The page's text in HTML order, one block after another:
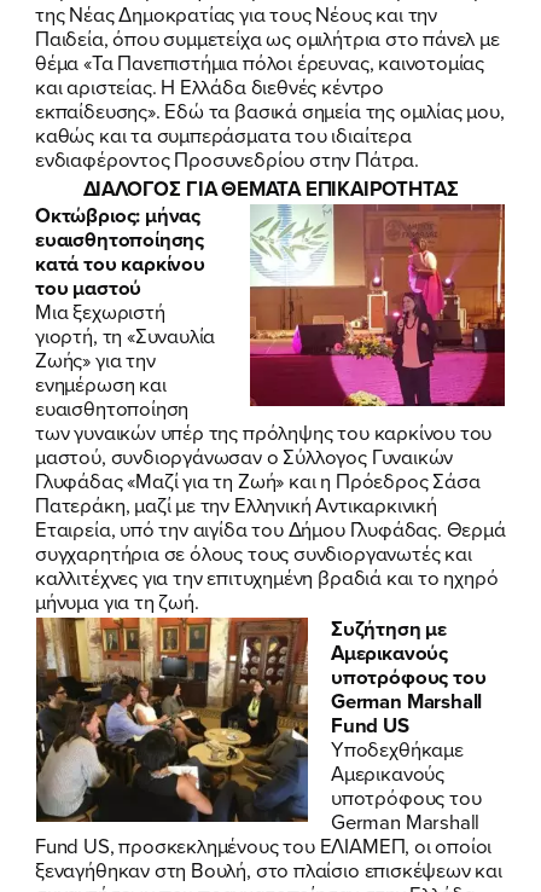
της Νέας Δημοκρατίας για τους Νέους και την
Παιδεία, όπου συμμετείχα ως ομιλήτρια στο πάνελ με
θέμα «Τα Πανεπιστήμια πόλοι έρευνας, καινοτομίας
και αριστείας. Η Ελλάδα διεθνές κέντρο
εκπαίδευσης». Εδώ τα βασικά σημεία της ομιλίας μου,
καθώς καιτα συμπεράσματα του ιδιαίτερα
ενδιαφέροντος Προσυνεδρίουστην Πάτρα.
ΔΙΑΛΟΓΟΣ ΓΙΑ ΘΕΜΑΤΑ ΕΠΙΚΑΙΡΟΤΗΤΑΣ
Οκτώβριος: μήνας
ευαισθητοποίησης
κατά του καρκίνου
του μαστού
Μια ξεχωριστή
γιορτή, τη «Συναυλία
Ζωής» για την
ενημέρωση και
ευαισθητοποίηση
των γυναικών υπέρ της πρόληψης του καρκίνου του
μαστού, συνδιοργάνωσαν ο Σύλλογος Γυναικών
Γλυφάδας «Μαζί για τη Ζωή» και η Πρόεδρος Σάσα
Πατεράκη, μαζί με την Ελληνική Αντικαρκινική
Εταιρεία, υπό την αιγίδα του Δήμου Γλυφάδας. Θερμά
συγχαρητήρια σε όλους τους συνδιοργανωτές και
καλλιτέχνες για την επιτυχημένη βραδιά και το ηχηρό
μήνυμα για τη ζωή.
Συζήτηση με
Αμερικανούς
υποτρόφους του
German Marshall
Fund US
Υποδεχθήκαμε
Αμερικανούς
υποτρόφους του
German Marshall
Fund US, προσκεκλημένους του ΕΛΙΑΜΕΠ, οι οποίοι
ξεναγήθηκαν στη Βουλή, στο πλαίσιο επισκέψεων και